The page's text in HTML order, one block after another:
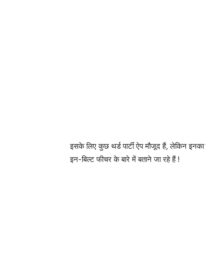
इसके लिए कुछ थर्ड पार्टी ऐप मौजूद हैं, लेकिन
इन-बिल्ट फीचर के बारे में बताने जा रहे हैं !